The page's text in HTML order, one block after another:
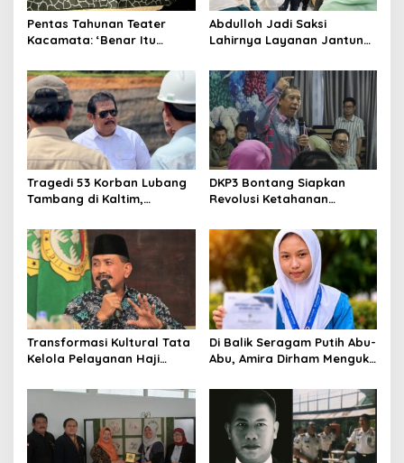
Pentas Tahunan Teater
Kacamata: ‘Benar Itu
Korupsi dan Kemiskinan
Abdulloh Jadi Saksi
Lahirnya Layanan Jantung
Jawaban Kebutuhan
Rakyat
Tragedi 53 Korban Lubang
Tambang di Kaltim,
Total Tata Kelola
DKP3 Bontang Siapkan
Revolusi Ketahanan
Smartani Jadi Senjata
Transformasi Kultural Tata
Kelola Pelayanan Haji
Di Balik Seragam Putih Abu-
Abu, Amira Dirham Mengukir
Nasional